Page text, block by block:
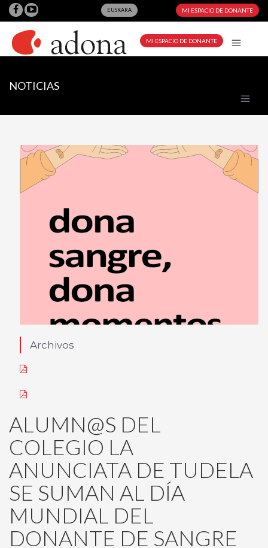
EUSKARA MI ESPACIO DE DONANTE
MI ESPACIO DE DONANTE
NOTICIAS
Archivos
ALUMN@S DEL
COLEGIO LA
ANUNCIATA DE TUDELA
SE SUMAN AL DÍA
MUNDIAL DEL
DONANTE DE SANGRE